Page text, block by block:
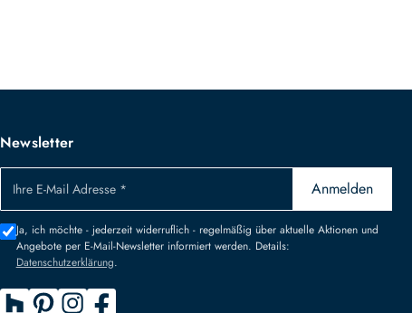
Newsletter
Ihre E-Mail Adresse * Anmelden
Ja, ich möchte - jederzeit widerruflich - regelmäßig über aktuelle Aktionen und
Angebote per E-Mail-Newsletter informiert werden. Details:
Datenschutzerklärung.